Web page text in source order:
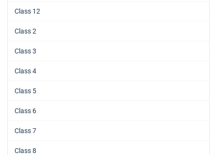
Class 12
Class 2
Class 3
Class 4
Class 5
Class 6
Class 7
Class 8